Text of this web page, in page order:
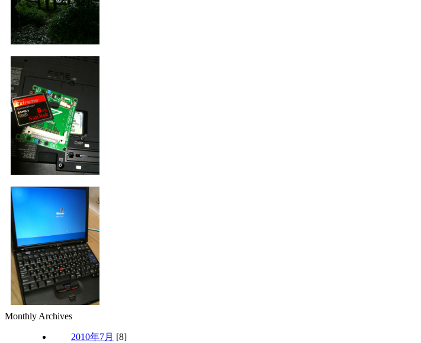
Monthly Archives
2010年7月 [8]